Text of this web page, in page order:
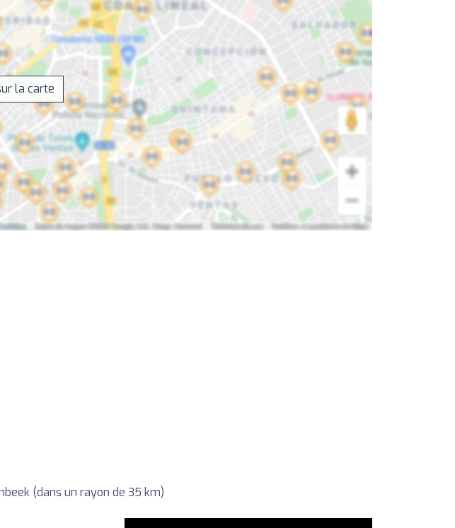
la carte
(dans un rayon de 35 km)